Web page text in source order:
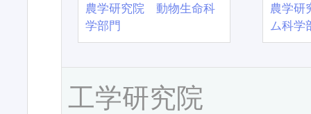
農学研究院 動物生命科
学部門
農学
ム科学
工学研究院